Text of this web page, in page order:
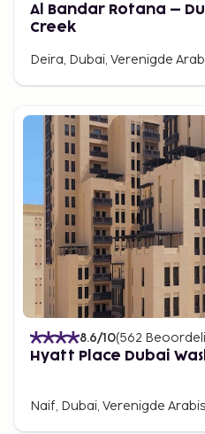
Al Bandar Rotana –
Creek
Deira, Dubai, Verenigde
8.6/10(562
Hyatt Place Dubai
Naif, Dubai, Verenigde